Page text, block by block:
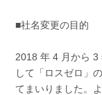
■社名変更の目的
2018 年 4 月から 3
して「ロスゼロ」
てまいりました。